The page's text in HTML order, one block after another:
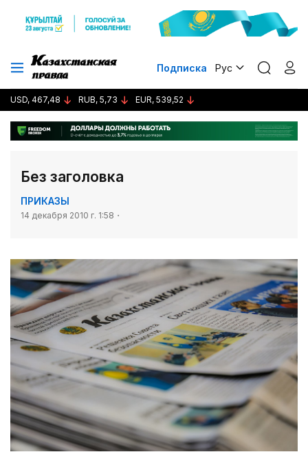
Подписка Рус
USD, 467,48 RUB, 5,73 EUR, 539,52
Без заголовка
ПРИКАЗЫ
14 декабря 2010 г. 1:58